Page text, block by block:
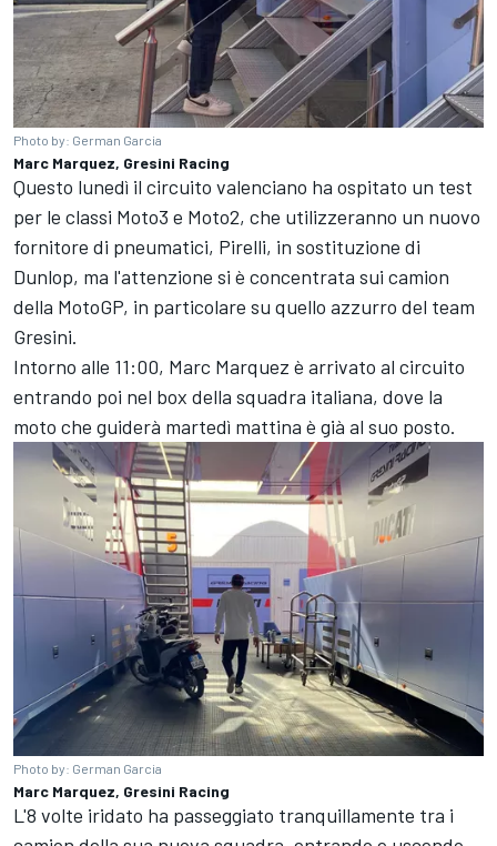
Photo by: German Garcia
Marc Marquez, Gresini Racing
Questo lunedì il circuito valenciano ha ospitato un test
per le classi Moto3 e Moto2, che utilizzeranno un nuovo
fornitore di pneumatici, Pirelli, in sostituzione di
Dunlop, ma l'attenzione si è concentrata sui camion
della MotoGP, in particolare su quello azzurro del team
Gresini.
Intorno alle 11:00, Marc Marquez è arrivato al circuito
entrando poi nel box della squadra italiana, dove la
moto che guiderà martedì mattina è già al suo posto.
Photo by: German Garcia
Marc Marquez, Gresini Racing
L'8 volte iridato ha passeggiato tranquillamente tra i